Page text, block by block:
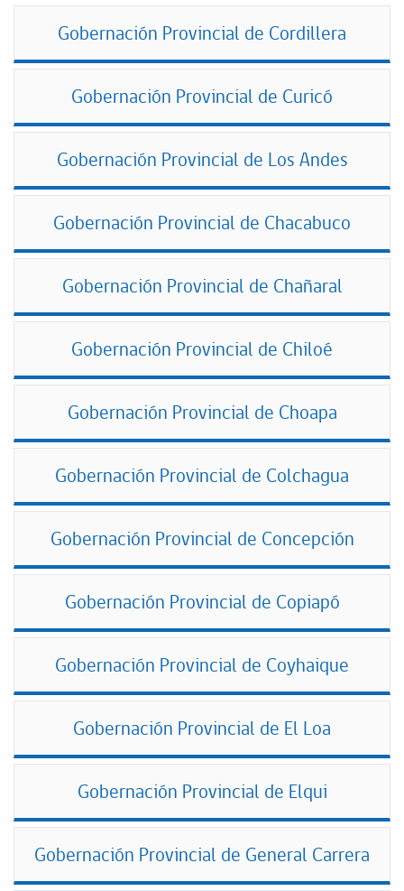
Gobernación Provincial de Cordillera
Gobernación Provincial de Curicó
Gobernación Provincial de Los Andes
Gobernación Provincial de Chacabuco
Gobernación Provincial de Chañaral
Gobernación Provincial de Chiloé
Gobernación Provincial de Choapa
Gobernación Provincial de Colchagua
Gobernación Provincial de Concepción
Gobernación Provincial de Copiapó
Gobernación Provincial de Coyhaique
Gobernación Provincial de El Loa
Gobernación Provincial de Elqui
Gobernación Provincial de General Carrera